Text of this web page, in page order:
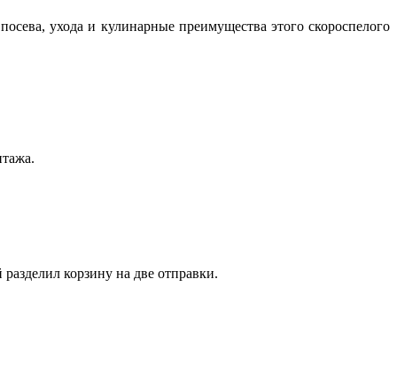
ухода и кулинарные преимущества этого скороспелого
корзину на две отправки.